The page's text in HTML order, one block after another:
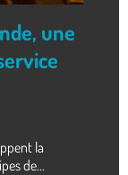
une
la
de...